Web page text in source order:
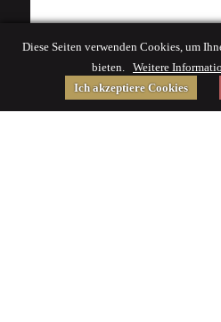
Diese Seiten verwenden Cookies, um
bieten. Weitere
Ich akzeptiere Cookies